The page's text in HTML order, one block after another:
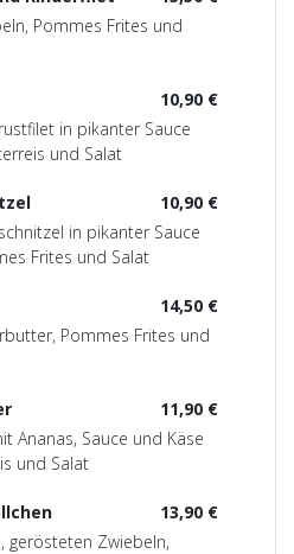
Pommes Frites und
10,90 €
in pikanter Sauce
und Salat
10,90 €
in pikanter Sauce
Frites und Salat
14,50 €
Pommes Frites und
11,90 €
Ananas, Sauce und Käse
und Salat
13,90 €
gerösteten Zwiebeln,